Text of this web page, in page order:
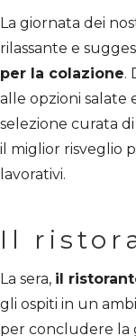
La giornata dei
rilassante e
per la colazione.
alle opzioni salate
selezione curata
il miglior risveglio
lavorativi.
Il
La sera, il
gli ospiti in un
per concludere la